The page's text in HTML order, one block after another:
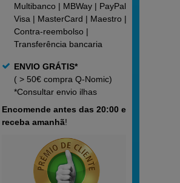
Multibanco | MBWay | PayPal |
Visa | MasterCard | Maestro |
Contra-reembolso |
Transferência bancaria
ENVIO GRÁTIS*
( > 50€ compra Q-Nomic)
*Consultarenvio ilhas
Encomende antes das 20:00 e
receba amanhã!